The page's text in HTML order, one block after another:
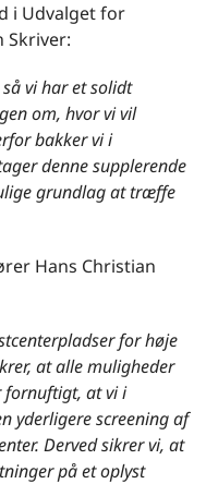
i Udvalget for
Skriver:
så vi har et solidt
om, hvor vi vil
bakker vi i
denne supplerende
grundlag at træffe
Hans Christian
for høje
at alle muligheder
fornuftigt, at vi i
yderligere screening af
Derved sikrer vi, at
på et oplyst